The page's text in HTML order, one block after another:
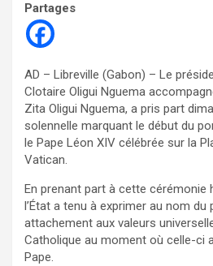
Partages
AD – Libreville (Gabon) – Le
Clotaire Oligui Nguema
Zita Oligui Nguema, a pris part
solennelle marquant le début du
le Pape Léon XIV célébrée sur la
Vatican.
En prenant part à cette cérémonie
l’État a tenu à exprimer au nom
attachement aux valeurs
Catholique au moment où celle-ci
Pape.